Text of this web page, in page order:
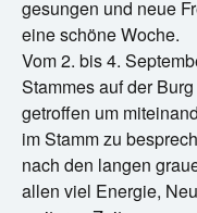
gesungen und neue
eine schöne Woche.
Vom 2. bis 4.
Stammes auf der
getroffen um
im Stamm zu
nach den langen
allen viel Energie,